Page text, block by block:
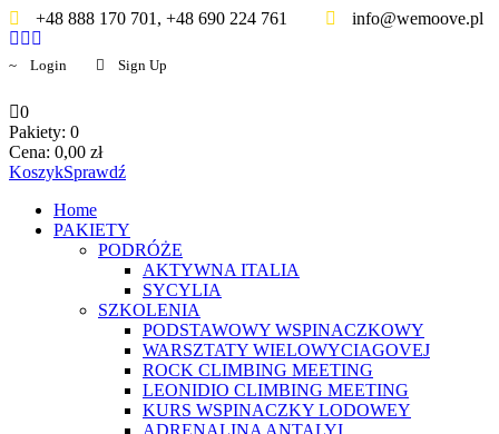
+48 888 170 701, +48 690 224 761 info@wemoove.pl
Login Sign Up
0
Pakiety: 0
Cena: 0,00 zł
KoszykSprawdź
Home
PAKIETY
PODRÓŻE
AKTYWNA ITALIA
SYCYLIA
SZKOLENIA
PODSTAWOWY WSPINACZKOWY
WARSZTATY WIELOWYCIAGOVEJ
ROCK CLIMBING MEETING
LEONIDIO CLIMBING MEETING
KURS WSPINACZKY LODOWEY
ADRENALINA ANTALYI